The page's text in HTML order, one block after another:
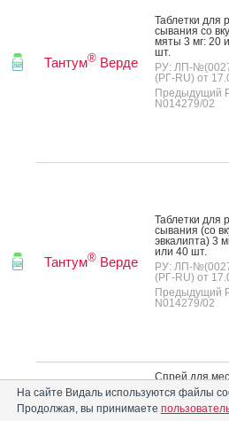
Тантум® Верде
Таб­летки для
сыва­ния со
мя­ты 3 мг: 20
шт.
РУ: ЛП-
(РГ-RU) от
Предыдущий
N014279/02
Тантум® Верде
Таб­летки для
сыва­ния (со
эв­ка­лип­та) 3
или 40 шт.
РУ: ЛП-
(РГ-RU) от
Предыдущий
N014279/02
Тантум® Верде
Спрей для
при­мене­ния
ван­ный 0.51
за: фл. 15 мл
На сайте Видаль используются файлы
Продолжая, вы принимаете